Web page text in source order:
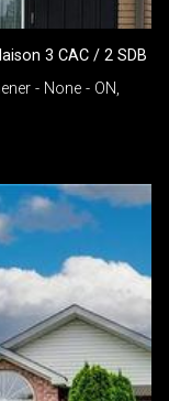
3 CAC / 2 SDB
- None - ON,